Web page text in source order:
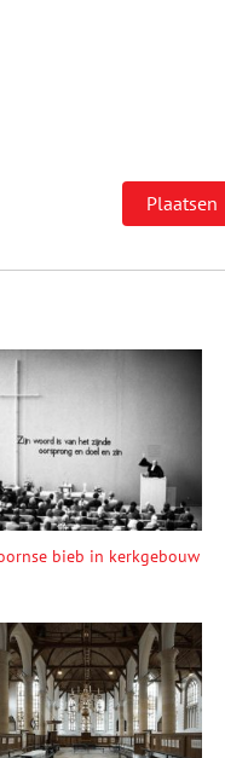
bieb in kerkgebouw